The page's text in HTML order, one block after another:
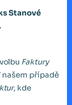
Stanové
Faktury
našem případě
, kde